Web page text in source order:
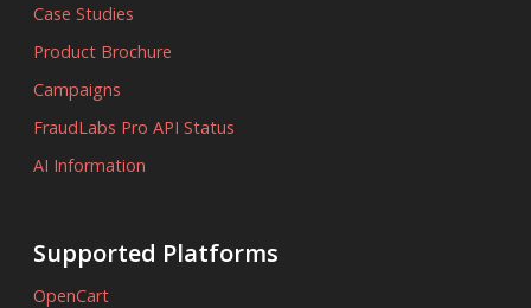
Case Studies
Product Brochure
Campaigns
FraudLabs Pro API Status
AI Information
Supported Platforms
OpenCart